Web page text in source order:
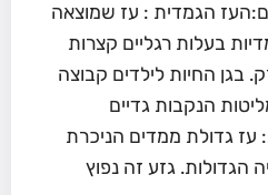
הגמדית : עז שמוצאה
בעלות רגליים קצרות
בגן החיות לילדים קבוצה
הנקבות גדיים
עז גדולת ממדים הניכרת
הגדולות. גזע זה נפוץ